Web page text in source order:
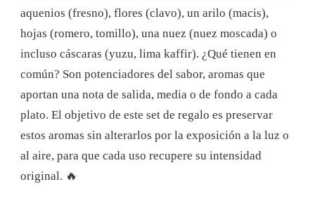
aquenios (fresno), flores (clavo), un arilo (macis),
hojas (romero, tomillo), una nuez (nuez moscada) o
incluso cáscaras (yuzu, lima kaffir). ¿Qué tienen en
común? Son potenciadores del sabor, aromas que
aportan una nota de salida, media o de fondo a cada
plato. El objetivo de este set de regalo es preservar
estos aromas sin alterarlos por la exposición a la luz o
al aire, para que cada uso recupere su intensidad
original. 🔥